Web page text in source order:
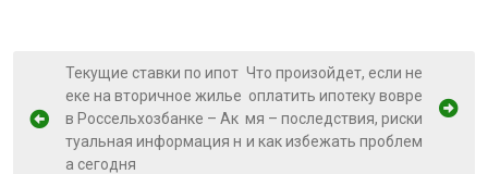
а
в
Текущие ставки по ипот
еке на вторичное жилье
в Россельхозбанке – Ак
туальная информация н
а сегодня
Что произойдет, если не
оплатить ипотеку вовре
мя – последствия, риски
и как избежать проблем